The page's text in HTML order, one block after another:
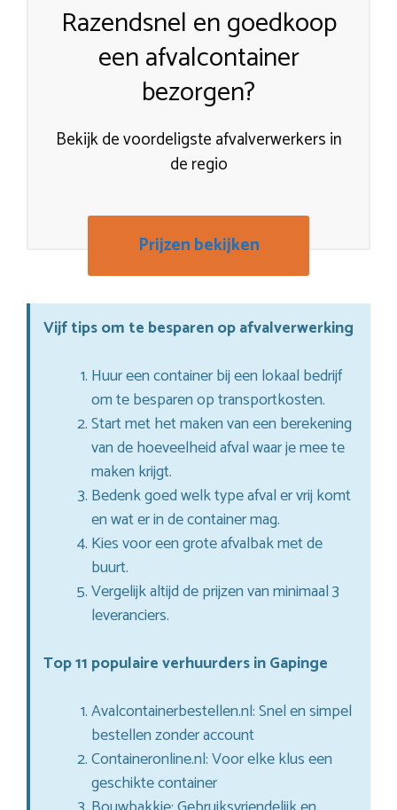
Razendsnel en goedkoop
een afvalcontainer
bezorgen?
Bekijk de voordeligste afvalverwerkers in
de regio
Prijzen bekijken
Vijf tips om te besparen op afvalverwerking
Huur een container bij een lokaal bedrijf
om te besparen op transportkosten.
Start met het maken van een berekening
van de hoeveelheid afval waar je mee te
maken krijgt.
Bedenk goed welk type afval er vrij komt
en wat er in de container mag.
Kies voor een grote afvalbak met de
buurt.
Vergelijk altijd de prijzen van minimaal 3
leveranciers.
Top 11 populaire verhuurders in Gapinge
Avalcontainerbestellen.nl: Snel en simpel
bestellen zonder account
Containeronline.nl: Voor elke klus een
geschikte container